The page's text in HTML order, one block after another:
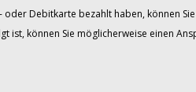
oder Debitkarte bezahlt haben, können
ist, können Sie möglicherweise einen